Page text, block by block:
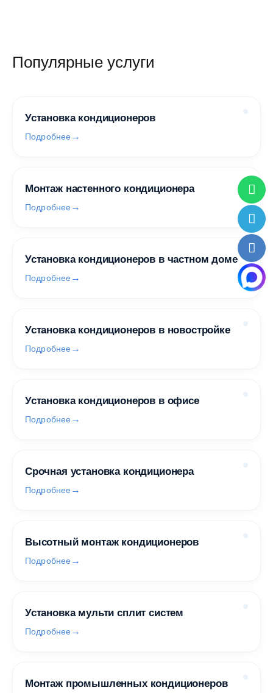
Популярные услуги
Установка кондиционеров
Подробнее
Монтаж настенного кондиционера
Подробнее
Установка кондиционеров в частном доме
Подробнее
Установка кондиционеров в новостройке
Подробнее
Установка кондиционеров в офисе
Подробнее
Срочная установка кондиционера
Подробнее
Высотный монтаж кондиционеров
Подробнее
Установка мульти сплит систем
Подробнее
Монтаж промышленных кондиционеров